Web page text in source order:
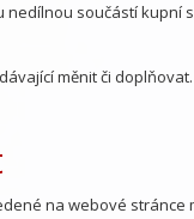
nedílnou součástí
měnit či
na webové